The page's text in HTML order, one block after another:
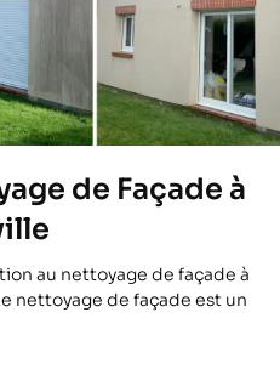
de Façade à
au nettoyage de façade à
nettoyage de façade est un